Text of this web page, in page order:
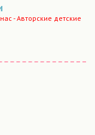
- Авторские детские